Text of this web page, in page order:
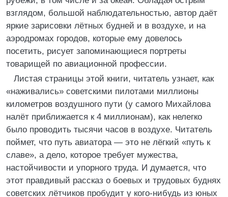
взглядом, большой наблюдательностью, автор даёт
яркие зарисовки лётных будней и в воздухе, и на
аэродромах городов, которые ему довелось
посетить, рисует запоминающиеся портреты
товарищей по авиационной профессии.
Листая страницы этой книги, читатель узнает, как
«наживались» советскими пилотами миллионы
километров воздушного пути (у самого Михайлова
налёт приближается к 4 миллионам), как нелегко
было проводить тысячи часов в воздухе. Читатель
поймет, что путь авиатора — это не лёгкий «путь к
славе», а дело, которое требует мужества,
настойчивости и упорного труда. И думается, что
этот правдивый рассказ о боевых и трудовых буднях
советских лётчиков пробудит у кого-нибудь из юных